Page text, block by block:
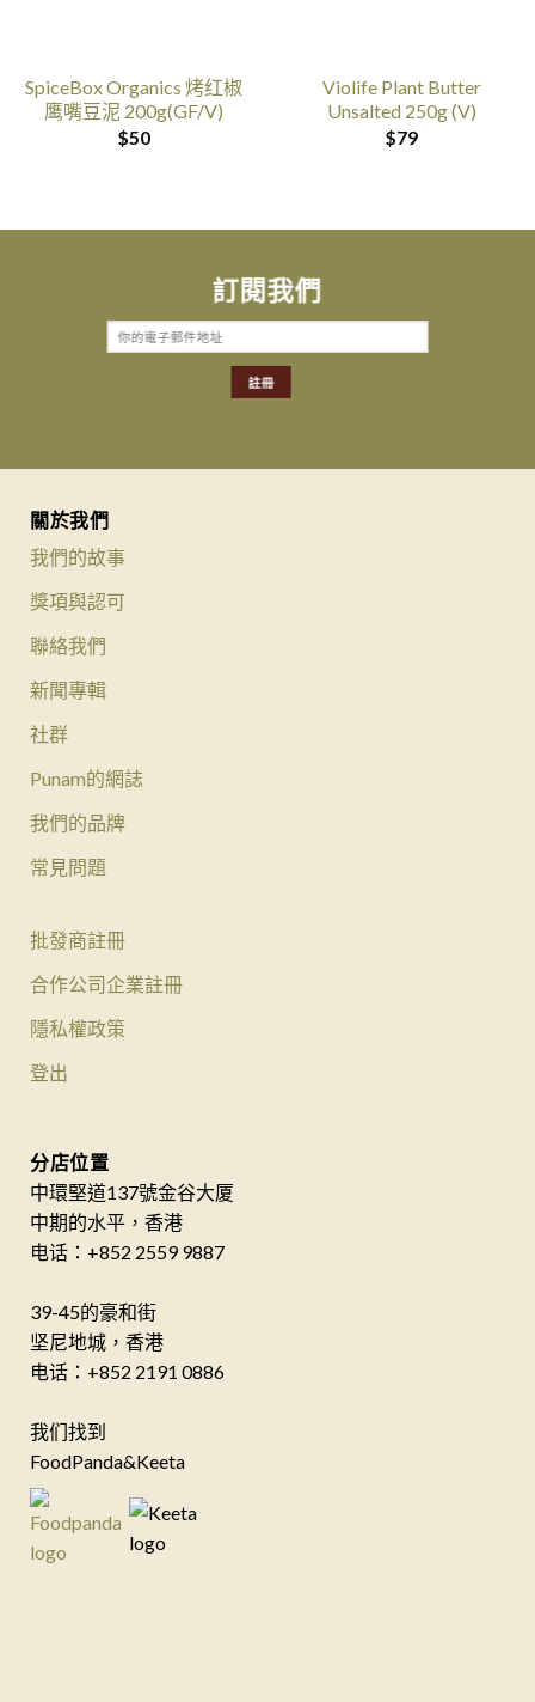
SpiceBox Organics 烤红椒
鹰嘴豆泥 200g(GF/V)
$50
Violife Plant Butter
Unsalted 250g (V)
$79
訂閱我們
關於我們
我們的故事
獎項與認可
聯絡我們
新聞專輯
社群
Punam的網誌
我們的品牌
常見問題
批發商註冊
合作公司企業註冊
隱私權政策
登出
分店位置
中環堅道137號金谷大厦
中期的水平，香港
电话：+852 2559 9887
39-45的豪和街
坚尼地城，香港
电话：+852 2191 0886
我们找到
FoodPanda&Keeta